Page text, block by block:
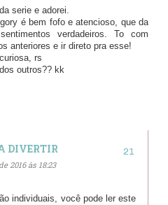
serie e adorei.
é bem fofo e atencioso, que da
verdadeiros. To com
anteriores e ir direto pra esse!
rs
outros?? kk
DIVERTIR
2016 às 18:23
individuais, você pode ler este